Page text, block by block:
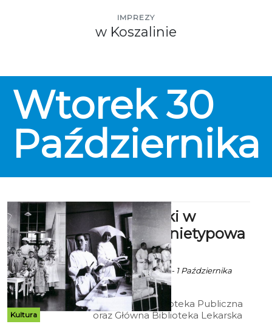
IMPREZY
w Koszalinie
Wtorek 30
Października
Kultura
Pielęgniarki w
habitach - nietypowa
wystawa
Ekoszalin z mat. inf. - 1 Października
2018 godz. 13:41
Koszalińska Biblioteka Publiczna
oraz Główna Biblioteka Lekarska